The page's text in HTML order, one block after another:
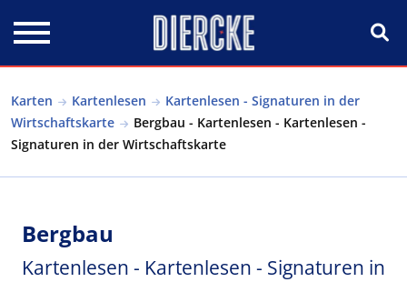
Karten Kartenlesen
Kartenlesen - Signaturen in der
Wirtschaftskarte
Bergbau - Kartenlesen - Kartenlesen -
Signaturen in der Wirtschaftskarte
Bergbau
Kartenlesen - Kartenlesen - Signaturen in